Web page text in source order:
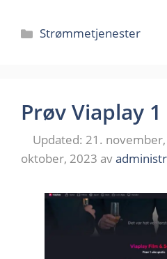
Kategorier
Strømmetjenester
Prøv Viaplay
21.
oktober, 2023 av